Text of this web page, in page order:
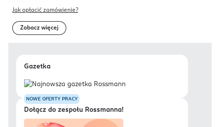
Jak opłacić zamówienie?
Zobacz więcej
Gazetka
NOWE OFERTY PRACY
Dołącz do zespołu Rossmanna!